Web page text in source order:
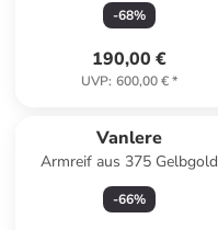
-68%
190,00 €
UVP: 600,00 €*
Vanlere
Armreif aus 375 Gelbgold
-66%